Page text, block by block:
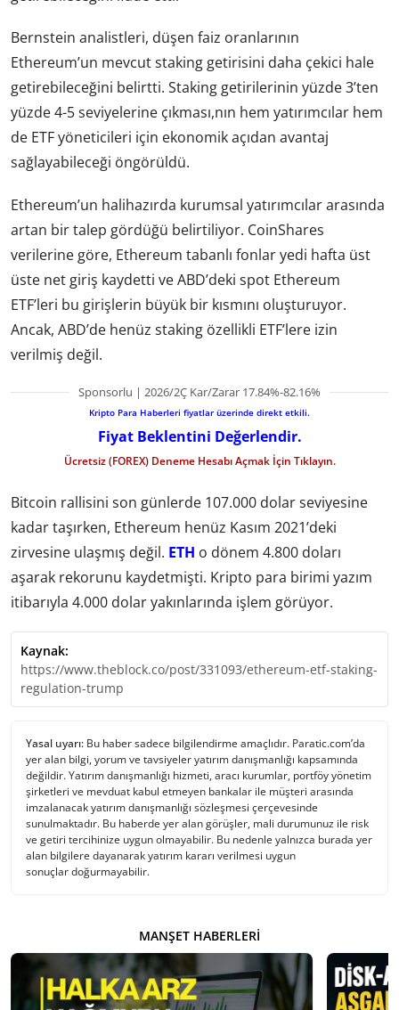
Bernstein analistleri, düşen faiz oranlarının
Ethereum’un mevcut staking getirisini daha çekici hale
getirebileceğini belirtti. Staking getirilerinin yüzde 3’ten
yüzde 4-5 seviyelerine çıkması,nın hem yatırımcılar hem
de ETF yöneticileri için ekonomik açıdan avantaj
sağlayabileceği öngörüldü.
Ethereum’un halihazırda kurumsal yatırımcılar arasında
artan bir talep gördüğü belirtiliyor. CoinShares
verilerine göre, Ethereum tabanlı fonlar yedi hafta üst
üste net giriş kaydetti ve ABD’deki spot Ethereum
ETF’leri bu girişlerin büyük bir kısmını oluşturuyor.
Ancak, ABD’de henüz staking özellikli ETF’lere izin
verilmiş değil.
Sponsorlu | 2026/2Ç Kar/Zarar 17.84%-82.16%
Kripto Para Haberleri fiyatlar üzerinde direkt etkili.
Fiyat Beklentini Değerlendir.
Ücretsiz (FOREX) Deneme Hesabı Açmak İçin Tıklayın.
Bitcoin rallisini son günlerde 107.000 dolar seviyesine
kadar taşırken, Ethereum henüz Kasım 2021’deki
zirvesine ulaşmış değil. ETH o dönem 4.800 doları
aşarak rekorunu kaydetmişti. Kripto para birimi yazım
itibarıyla 4.000 dolar yakınlarında işlem görüyor.
Kaynak:
https://www.theblock.co/post/331093/ethereum-etf-staking-
regulation-trump
Yasal uyarı: Bu haber sadece bilgilendirme amaçlıdır. Paratic.com’da
yer alan bilgi, yorum ve tavsiyeler yatırım danışmanlığı kapsamında
değildir. Yatırım danışmanlığı hizmeti, aracı kurumlar, portföy yönetim
şirketleri ve mevduat kabul etmeyen bankalar ile müşteri arasında
imzalanacak yatırım danışmanlığı sözleşmesi çerçevesinde
sunulmaktadır. Bu haberde yer alan görüşler, mali durumunuz ile risk
ve getiri tercihinize uygun olmayabilir. Bu nedenle yalnızca burada yer
alan bilgilere dayanarak yatırım kararı verilmesi uygun
sonuçlar doğurmayabilir.
MANŞET HABERLERI